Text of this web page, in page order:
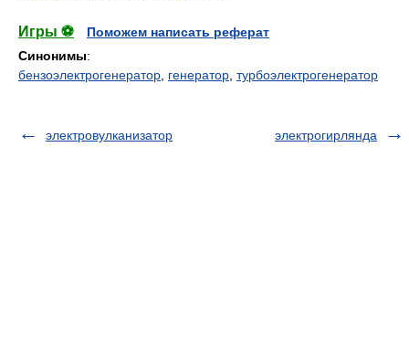
Игры ⚽
Поможем написать реферат
Синонимы:
бензоэлектрогенератор генератор турбоэлектрогенератор
электровулканизатор электрогирлянда